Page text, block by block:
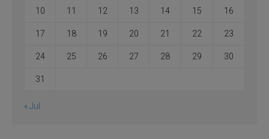
10 11 12 13 14 15 16
17 18 19 20 21 22 23
24 25 26 27 28 29 30
31
« Jul